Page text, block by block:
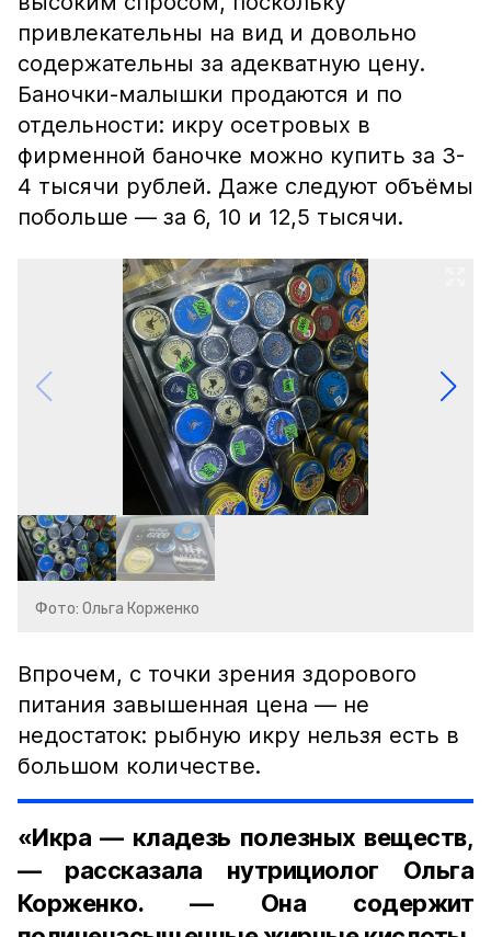
привлекательны на вид и довольно
содержательны за адекватную цену.
Баночки-малышки продаются и по
отдельности: икру осетровых в
фирменной баночке можно купить за 3-
4 тысячи рублей. Даже следуют объёмы
побольше — за 6, 10 и 12,5 тысячи.
Фото: Ольга Корженко
Впрочем, с точки зрения здорового
питания завышенная цена — не
недостаток: рыбную икру нельзя есть в
большом количестве.
«Икра — кладезь полезных веществ,
— рассказала нутрициолог Ольга
Корженко. — Она содержит